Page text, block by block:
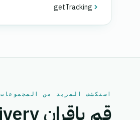
getTracking
استكشف المزيد من المجموعات